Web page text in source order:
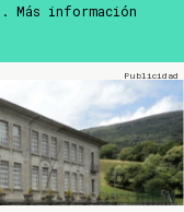
información